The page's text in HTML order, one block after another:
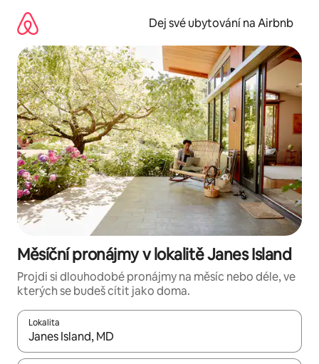
obsah
Dej své ubytování na Airbnb
Měsíční pronájmy v lokalitě Janes Island
Projdi si dlouhodobé pronájmy na měsíc nebo déle, ve
kterých se budeš cítit jako doma.
Lokalita
Až budou výsledky k dispozici, můžeš si je procházet pomocí